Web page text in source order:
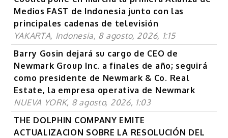
Medios FAST de Indonesia junto con las
principales cadenas de televisión
YAKARTA, Indonesia, 8 agosto, 2026, 1:15
Barry Gosin dejará su cargo de CEO de
Newmark Group Inc. a finales de año; seguirá
como presidente de Newmark & Co. Real
Estate, la empresa operativa de Newmark
NUEVA YORK, 8 agosto, 2026, 1:03
THE DOLPHIN COMPANY EMITE
ACTUALIZACION SOBRE LA RESOLUCIÓN DEL